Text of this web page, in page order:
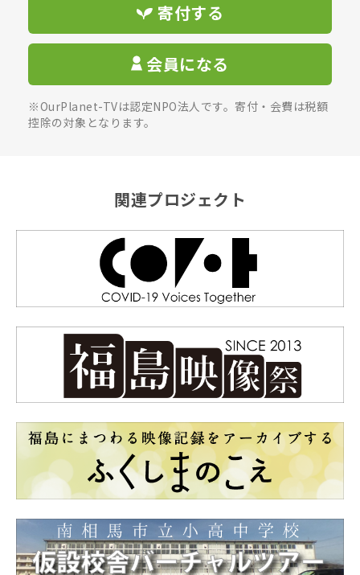
寄付する
会員になる
※OurPlanet-TVは認定NPO法人です。寄付・会費は税額
控除の対象となります。
関連プロジェクト